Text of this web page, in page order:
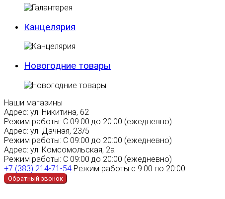
Канцелярия
Новогодние товары
Наши магазины
Адрес: ул. Никитина, 62
Режим работы: С 09:00 до 20:00 (ежедневно)
Адрес: ул. Дачная, 23/5
Режим работы: С 09:00 до 20:00 (ежедневно)
Адрес: ул. Комсомольская, 2а
Режим работы: С 09:00 до 20:00 (ежедневно)
+7 (383) 214-71-54 Режим работы с 9:00 по 20:00
Обратный звонок